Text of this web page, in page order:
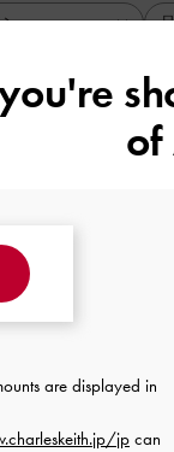
良かった
of
are displayed in
jpcan